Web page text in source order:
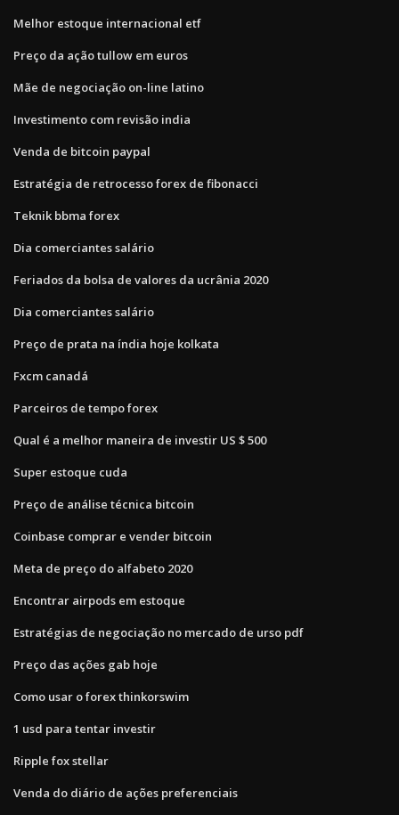
Melhor estoque internacional etf
Preço da ação tullow em euros
Mãe de negociação on-line latino
Investimento com revisão india
Venda de bitcoin paypal
Estratégia de retrocesso forex de fibonacci
Teknik bbma forex
Dia comerciantes salário
Feriados da bolsa de valores da ucrânia 2020
Dia comerciantes salário
Preço de prata na índia hoje kolkata
Fxcm canadá
Parceiros de tempo forex
Qual é a melhor maneira de investir US $ 500
Super estoque cuda
Preço de análise técnica bitcoin
Coinbase comprar e vender bitcoin
Meta de preço do alfabeto 2020
Encontrar airpods em estoque
Estratégias de negociação no mercado de urso pdf
Preço das ações gab hoje
Como usar o forex thinkorswim
1 usd para tentar investir
Ripple fox stellar
Venda do diário de ações preferenciais